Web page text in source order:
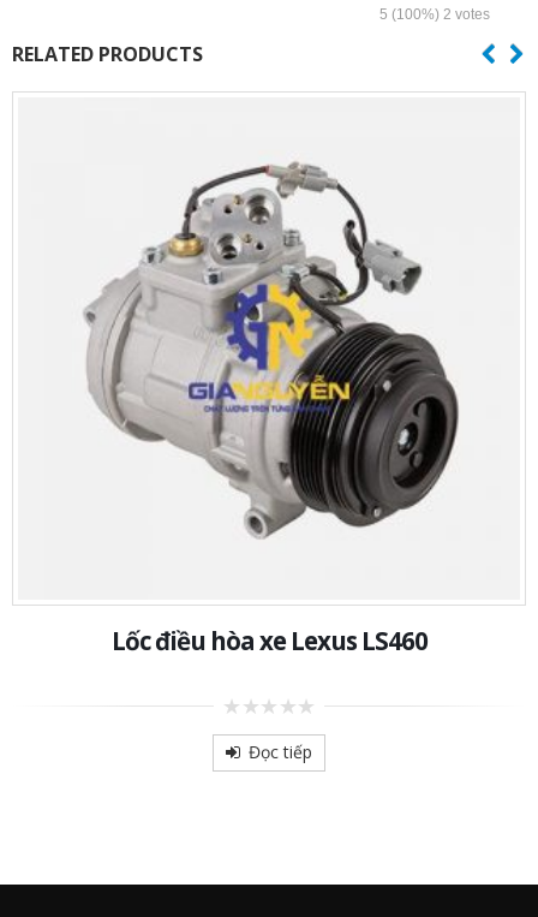
5 (100%) 2 votes
RELATED PRODUCTS
Lốc điều hòa xe Lexus LS460
0
out Đọc tiếp